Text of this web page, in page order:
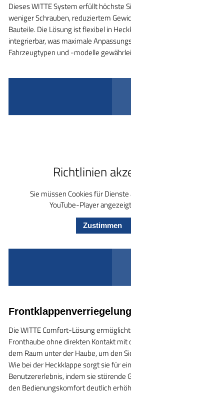
Dieses WITTE System erfüllt höchste Sicherheitsstandards mit
weniger Schrauben, reduziertem Gewicht und ohne zusätzliche
Bauteile. Die Lösung ist flexibel in Heckklappen oder Karosserien
integrierbar, was maximale Anpassungsfähigkeit an verschiedene
Fahrzeugtypen und -modelle gewährleistet.
Richtlinien akzeptieren
Sie müssen Cookies für Dienste aktivieren, damit der
YouTube-Player angezeigt werden kann.
Zustimmen
Frontklappenverriegelung
Die WITTE Comfort-Lösung ermöglicht das Öffnen der
Fronthaube ohne direkten Kontakt mit dem Mechanismus oder
dem Raum unter der Haube, um den Sicherheitshaken zu lösen.
Wie bei der Heckklappe sorgt sie für ein angenehmes
Benutzererlebnis, indem sie störende Geräusche eliminiert und
den Bedienungskomfort deutlich erhöht.